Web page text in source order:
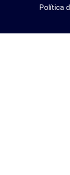
Política